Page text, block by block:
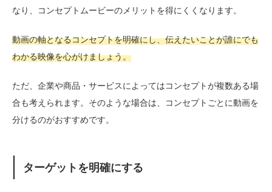
なり、コンセプトムービーのメリットを得にくくなります。
動画の軸となるコンセプトを明確にし、伝えたいことが誰にでも
わかる映像を心がけましょう。
ただ、企業や商品・サービスによってはコンセプトが複数ある場
合も考えられます。そのような場合は、コンセプトごとに動画を
分けるのがおすすめです。
ターゲットを明確にする